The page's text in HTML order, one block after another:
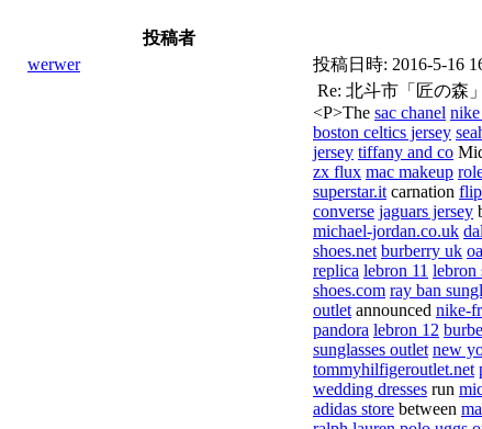
投稿者
werwer
投稿日時: 2016-5-16
Re: 北斗市「匠の森
<P>The sac chanel
boston celtics jersey
jersey tiffany and co
zx flux mac makeup
superstar.it carnation
converse jaguars jersey
michael-jordan.co.uk
shoes.net burberry uk
replica lebron 11 lebron
shoes.com ray ban
outlet announced nike-
pandora lebron 12
sunglasses outlet new
tommyhilfigeroutlet.net
wedding dresses run
adidas store between